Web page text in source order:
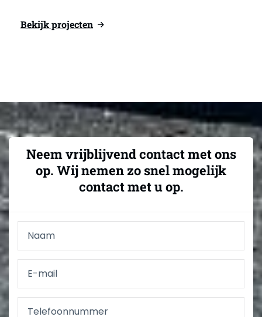
Bekijk projecten
Neem vrijblijvend contact met ons
op. Wij nemen zo snel mogelijk
contact met u op.
Naam *
E-mail *
Telefoonnummer